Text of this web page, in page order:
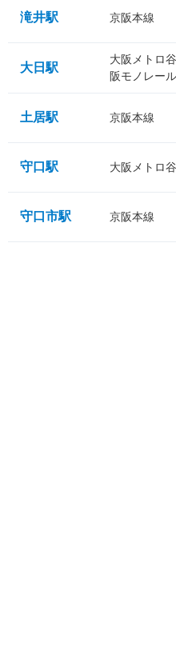
滝井駅 京阪本線
大日駅
大阪メトロ
阪モノレール
土居駅 京阪本線
守口駅 大阪メトロ
守口市駅 京阪本線